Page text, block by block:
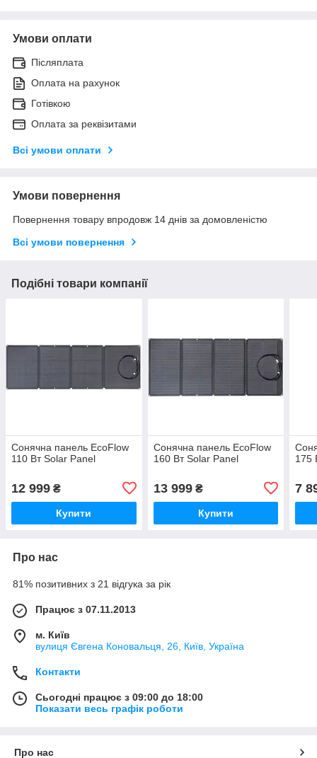
Умови оплати
Післяплата
Оплата на рахунок
Готівкою
Оплата за реквізитами
Всі умови оплати
Умови повернення
Повернення товару впродовж 14 днів за домовленістю
Всі умови повернення
Подібні товари компанії
Сонячна панель EcoFlow
110 Вт Solar Panel
12 999 ₴
Купити
Сонячна панель EcoFlow
160 Вт Solar Panel
13 999₴
Купити
175
7
Про нас
81% позитивних з 21 відгука за рік
Працює з 07.11.2013
м. Київ
вулиця Євгена Коновальця, 26, Київ, Україна
Контакти
Сьогодні працює з 09:00 до 18:00
Показати весь графік роботи
Про нас